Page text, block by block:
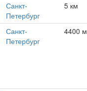
Санкт-
Петербург
5 км
Санкт-
Петербург
4400 м